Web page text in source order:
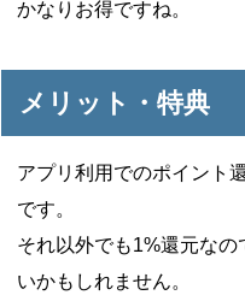
かなりお得ですね。
メリット・特典
アプリ利用でのポイント
です。
それ以外でも1%還元な
いかもしれません。